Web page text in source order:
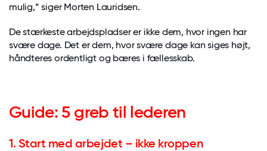
mulig,” siger Morten Lauridsen.
De stærkeste arbejdspladser er ikke dem, hvor ingen har
svære dage. Det er dem, hvor svære dage kan siges højt,
håndteres ordentligt og bæres i fællesskab.
Guide: 5 greb til lederen
1. Start med arbejdet – ikke kroppen